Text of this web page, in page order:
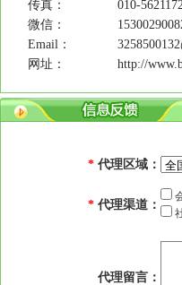
传真：
010-
微信：
Email：
网址：
http://
* 代理区域：
* 代理渠道：
代理留言：